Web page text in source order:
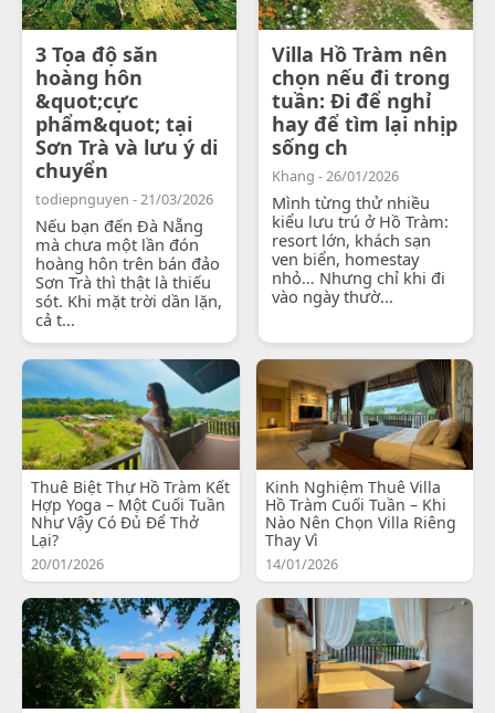
3 Tọa độ săn
hoàng hôn
&quot;cực
phẩm&quot; tại
Sơn Trà và lưu ý di
chuyển
todiepnguyen - 21/03/2026
Nếu bạn đến Đà Nẵng
mà chưa một lần đón
hoàng hôn trên bán đảo
Sơn Trà thì thật là thiếu
sót. Khi mặt trời dần lặn,
cả t...
Villa Hồ Tràm nên
chọn nếu đi trong
tuần: Đi để nghỉ
hay để tìm lại nhịp
sống ch
Khang - 26/01/2026
Mình từng thử nhiều
kiểu lưu trú ở Hồ Tràm:
resort lớn, khách sạn
ven biển, homestay
nhỏ… Nhưng chỉ khi đi
vào ngày thườ...
Thuê Biệt Thự Hồ Tràm Kết
Hợp Yoga – Một Cuối Tuần
Như Vậy Có Đủ Để Thở
Lại?
20/01/2026
Kinh Nghiệm Thuê Villa
Hồ Tràm Cuối Tuần – Khi
Nào Nên Chọn Villa Riêng
Thay Vì
14/01/2026